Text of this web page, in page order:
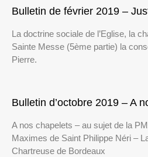
Bulletin de février 2019 –
La doctrine sociale de l’Eglise, la
Sainte Messe (5ème partie) la
Pierre.
Bulletin d’octobre 2019 – A
A nos chapelets – au sujet de la
Maximes de Saint Philippe Néri –
Chartreuse de Bordeaux